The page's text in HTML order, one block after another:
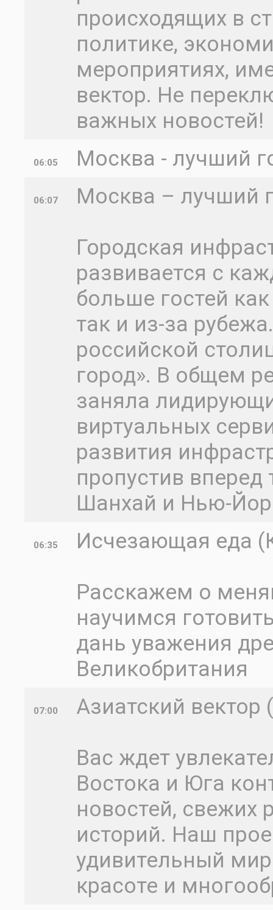
происходящих в
политике,
мероприятиях,
вектор. Не
важных новостей!
06:05 Москва - лучший
06:07
Москва – лучший
Городская
развивается с
больше гостей
так и из-за
российской
город». В общем
заняла
виртуальных
развития
пропустив
Шанхай и Нью-
06:35
Исчезающая еда
Расскажем о
научимся
дань уважения
Великобритания
07:00
Азиатский вектор
Вас ждет
Востока и Юга
новостей, свежих
историй. Наш
удивительный
красоте и